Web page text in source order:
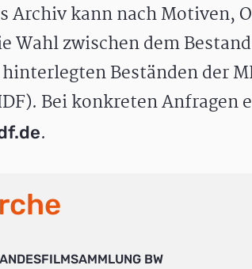
Archiv kann nach Motiven,
Wahl zwischen dem
Beständen der
Bei konkreten Anfragen
.
BW